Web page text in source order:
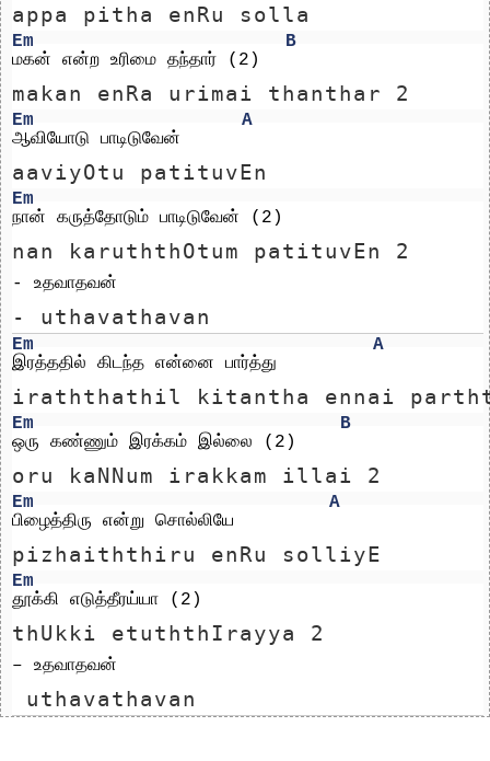
appa pitha enRu solla
Em
B
மகன் என்ற உரிமை தந்தார் (2)
makan enRa urimai thanthar 2
Em
A
ஆவியோடு பாடிடுவேன்
aaviyOtu patituvEn
Em
நான் கருத்தோடும் பாடிடுவேன் (2)
nan karuththOtum patituvEn 2
- உதவாதவன்
- uthavathavan
Em
A
இரத்ததில் கிடந்த என்னை பார்த்து
iraththathil kitantha ennai
Em
B
ஒரு கண்ணும் இரக்கம் இல்லை (2)
oru kaNNum irakkam illai 2
Em
A
பிழைத்திரு என்று சொல்லியே
pizhaiththiru enRu solliyE
Em
தூக்கி எடுத்தீரய்யா (2)
thUkki etuththIrayya 2
– உதவாதவன்
uthavathavan